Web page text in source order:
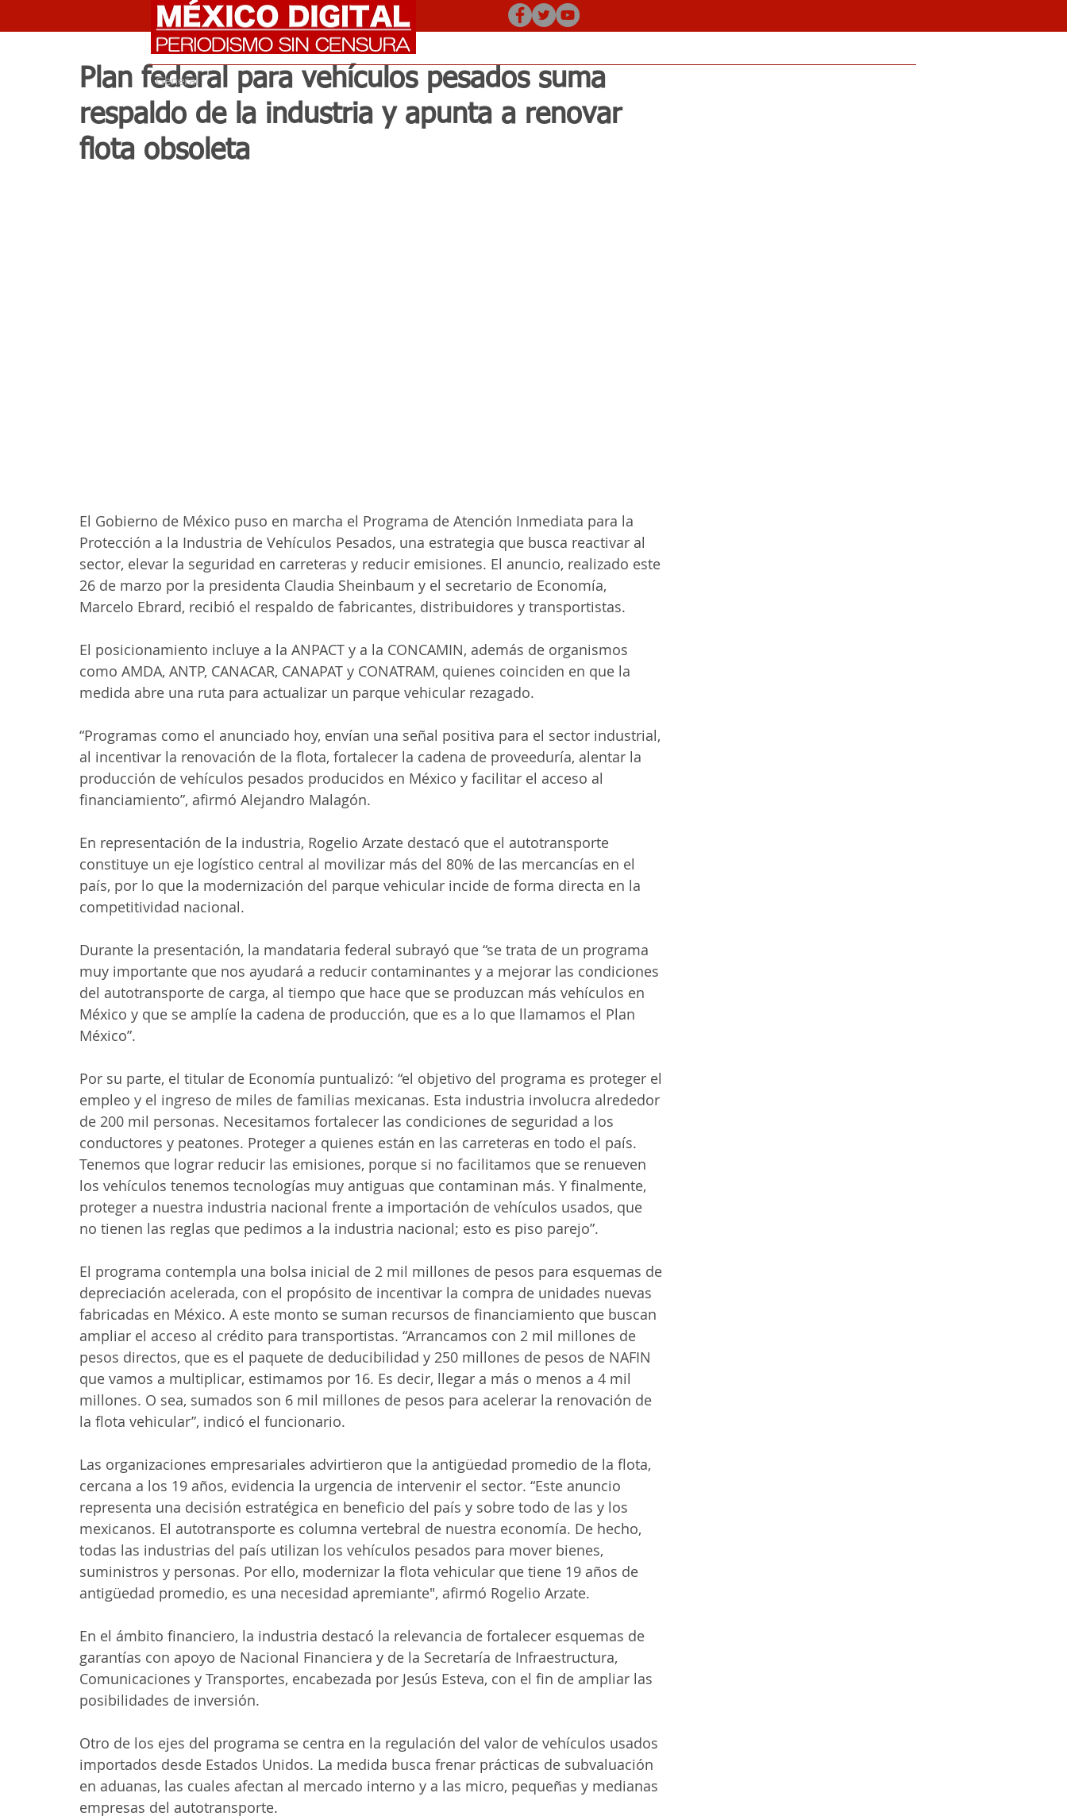
General
Plan federal para vehículos pesados suma
respaldo de la industria y apunta a renovar
flota obsoleta
El Gobierno de México puso en marcha el Programa de Atención Inmediata para la
Protección a la Industria de Vehículos Pesados, una estrategia que busca reactivar al
sector, elevar la seguridad en carreteras y reducir emisiones. El anuncio, realizado este
26 de marzo por la presidenta Claudia Sheinbaum y el secretario de Economía,
Marcelo Ebrard, recibió el respaldo de fabricantes, distribuidores y transportistas.
El posicionamiento incluye a la ANPACT y a la CONCAMIN, además de organismos
como AMDA, ANTP, CANACAR, CANAPAT y CONATRAM, quienes coinciden en que la
medida abre una ruta para actualizar un parque vehicular rezagado.
“Programas como el anunciado hoy, envían una señal positiva para el sector industrial,
al incentivar la renovación de la flota, fortalecer la cadena de proveeduría, alentar la
producción de vehículos pesados producidos en México y facilitar el acceso al
financiamiento”, afirmó Alejandro Malagón.
En representación de la industria, Rogelio Arzate destacó que el autotransporte
constituye un eje logístico central al movilizar más del 80% de las mercancías en el
país, por lo que la modernización del parque vehicular incide de forma directa en la
competitividad nacional.
Durante la presentación, la mandataria federal subrayó que “se trata de un programa
muy importante que nos ayudará a reducir contaminantes y a mejorar las condiciones
del autotransporte de carga, al tiempo que hace que se produzcan más vehículos en
México y que se amplíe la cadena de producción, que es a lo que llamamos el Plan
México”.
Por su parte, el titular de Economía puntualizó: “el objetivo del programa es proteger el
empleo y el ingreso de miles de familias mexicanas. Esta industria involucra alrededor
de 200 mil personas. Necesitamos fortalecer las condiciones de seguridad a los
conductores y peatones. Proteger a quienes están en las carreteras en todo el país.
Tenemos que lograr reducir las emisiones, porque si no facilitamos que se renueven
los vehículos tenemos tecnologías muy antiguas que contaminan más. Y finalmente,
proteger a nuestra industria nacional frente a importación de vehículos usados, que
no tienen las reglas que pedimos a la industria nacional; esto es piso parejo”.
El programa contempla una bolsa inicial de 2 mil millones de pesos para esquemas de
depreciación acelerada, con el propósito de incentivar la compra de unidades nuevas
fabricadas en México. A este monto se suman recursos de financiamiento que buscan
ampliar el acceso al crédito para transportistas. “Arrancamos con 2 mil millones de
pesos directos, que es el paquete de deducibilidad y 250 millones de pesos de NAFIN
que vamos a multiplicar, estimamos por 16. Es decir, llegar a más o menos a 4 mil
millones. O sea, sumados son 6 mil millones de pesos para acelerar la renovación de
la flota vehicular”, indicó el funcionario.
Las organizaciones empresariales advirtieron que la antigüedad promedio de la flota,
cercana a los 19 años, evidencia la urgencia de intervenir el sector. “Este anuncio
representa una decisión estratégica en beneficio del país y sobre todo de las y los
mexicanos. El autotransporte es columna vertebral de nuestra economía. De hecho,
todas las industrias del país utilizan los vehículos pesados para mover bienes,
suministros y personas. Por ello, modernizar la flota vehicular que tiene 19 años de
antigüedad promedio, es una necesidad apremiante", afirmó Rogelio Arzate.
En el ámbito financiero, la industria destacó la relevancia de fortalecer esquemas de
garantías con apoyo de Nacional Financiera y de la Secretaría de Infraestructura,
Comunicaciones y Transportes, encabezada por Jesús Esteva, con el fin de ampliar las
posibilidades de inversión.
Otro de los ejes del programa se centra en la regulación del valor de vehículos usados
importados desde Estados Unidos. La medida busca frenar prácticas de subvaluación
en aduanas, las cuales afectan al mercado interno y a las micro, pequeñas y medianas
empresas del autotransporte.